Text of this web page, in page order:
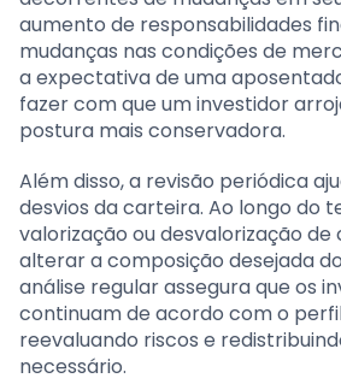
aumento de responsabilidades
mudanças nas condições de
a expectativa de uma
fazer com que um investidor
postura mais conservadora.
Além disso, a revisão periódica
desvios da carteira. Ao longo do
valorização ou desvalorização
alterar a composição desejada
análise regular assegura que os
continuam de acordo com o
reevaluando riscos e
necessário.